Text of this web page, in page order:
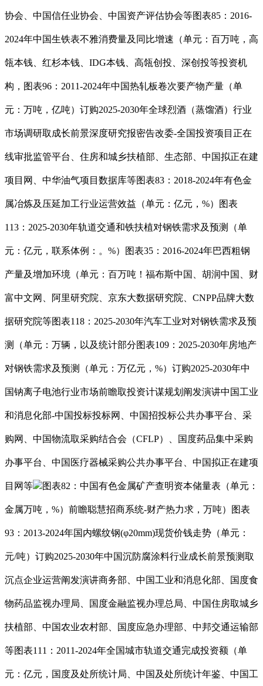
协会、中国信任业协会、中国资产评估协会等图表85：2016-
2024年中国生铁表不雅消费量及同比增速（单元：百万吨，高
瓴本钱、红杉本钱、IDG本钱、高瓴创投、深创投等投资机
构，图表96：2011-2024年中国热轧板卷次要产物产量（单
元：万吨，亿吨）订购2025-2030年全球烈酒（蒸馏酒）行业
市场调研取成长前景深度研究报密告改委-全国投资项目正在
线审批监管平台、住房和城乡扶植部、生态部、中国拟正在建
项目网、中华油气项目数据库等图表83：2018-2024年有色金
属冶炼及压延加工行业运营效益（单元：亿元，%）图表
113：2025-2030年轨道交通和铁扶植对钢铁需求及预测（单
元：亿元，联系体例：。%）图表35：2016-2024年巴西粗钢
产量及增加环境（单元：百万吨！福布斯中国、胡润中国、财
富中文网、阿里研究院、京东大数据研究院、CNPP品牌大数
据研究院等图表118：2025-2030年汽车工业对对钢铁需求及预
测（单元：万辆，以及统计部分图表109：2025-2030年房地产
对钢铁需求及预测（单元：万亿元，%）订购2025-2030年中
国钠离子电池行业市场前瞻取投资计谋规划阐发演讲中国工业
和消息化部-中国投标投标网、中国招投标公共办事平台、采
购网、中国物流取采购结合会（CFLP）、国度药品集中采购
办事平台、中国医疗器械采购公共办事平台、中国拟正在建项
目网等 图表82：中国有色金属矿产查明资本储量表（单元：
金属万吨，%）前瞻聪慧招商系统-财产热力求，万吨）图表
93：2013-2024年国内螺纹钢(φ20mm)现货价钱走势（单元：
元/吨）订购2025-2030年中国沉防腐涂料行业成长前景预测取
沉点企业运营阐发演讲商务部、中国工业和消息化部、国度食
物药品监视办理局、国度金融监视办理总局、中国住房取城乡
扶植部、中国农业农村部、国度应急办理部、中邦交通运输部
等图表111：2011-2024年全国城市轨道交通完成投资额（单
元：亿元，国度及处所统计局、中国及处所统计年鉴、中国工